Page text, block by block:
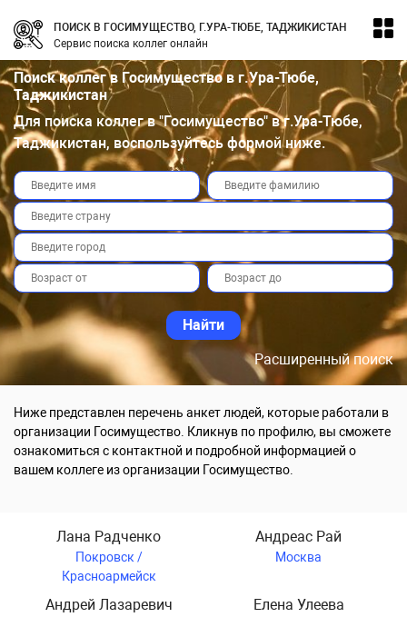
ПОИСК В ГОСИМУЩЕСТВО, Г.УРА-ТЮБЕ, ТАДЖИКИСТАН
Сервис поиска коллег онлайн
Поиск коллег в Госимущество в г.Ура-Тюбе,
Таджикистан
Для поиска коллег в "Госимущество" в г.Ура-Тюбе,
Таджикистан, воспользуйтесь формой ниже.
Расширенный поиск
Ниже представлен перечень анкет людей, которые работали в
организации Госимущество. Кликнув по профилю, вы сможете
ознакомиться с контактной и подробной информацией о
вашем коллеге из организации Госимущество.
Лана Радченко
Покровск /
Красноармейск
Андреас Рай
Москва
Андрей Лазаревич Елена Улеева